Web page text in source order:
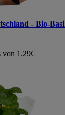
- Bio-
von 1.29€